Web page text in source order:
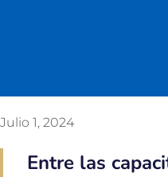
Julio 1, 2024
Entre las